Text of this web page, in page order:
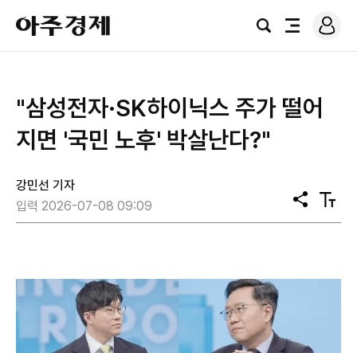
아
주
경
검
전
로
그
"삼성전자·SK하이닉스 주가 떨어
지면 '국민 노후' 박살난다?"
강민선 기자
입력 2026-07-08 09:09
공
유
텍
스